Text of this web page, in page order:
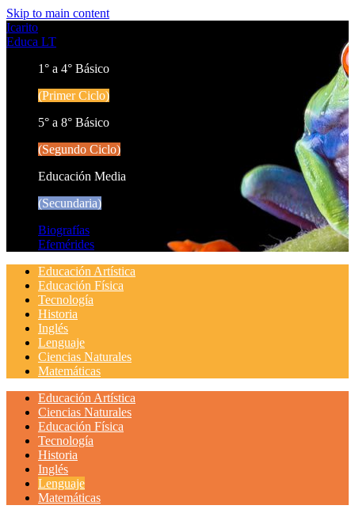
Skip to main content
Icarito
Educa LT
1° a 4° Básico
(Primer Ciclo)
5° a 8° Básico
(Segundo Ciclo)
Educación Media
(Secundaria)
Biografías
Efemérides
Educación Artística
Educación Física
Tecnología
Historia
Inglés
Lenguaje
Ciencias Naturales
Matemáticas
Educación Artística
Ciencias Naturales
Educación Física
Tecnología
Historia
Inglés
Lenguaje
Matemáticas